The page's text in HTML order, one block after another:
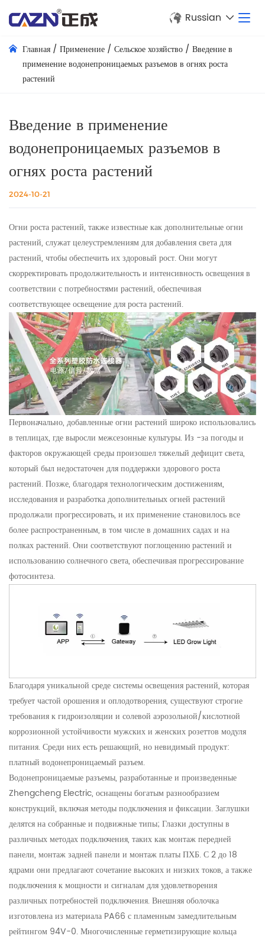
Russian
Главная / Применение / Сельское хозяйство / Введение в
применение водонепроницаемых разъемов в огнях роста
растений
Введение в применение
водонепроницаемых разъемов в
огнях роста растений
2024-10-21
Огни роста растений, также известные как дополнительные огни
растений, служат целеустремлениям для добавления света для
растений, чтобы обеспечить их здоровый рост. Они могут
скорректировать продолжительность и интенсивность освещения в
соответствии с потребностями растений, обеспечивая
соответствующее освещение для роста растений.
Первоначально, добавленные огни растений широко использовались
в теплицах, где выросли межсезонные культуры. Из -за погоды и
факторов окружающей среды произошел тяжелый дефицит света,
который был недостаточен для поддержки здорового роста
растений. Позже, благодаря технологическим достижениям,
исследования и разработка дополнительных огней растений
продолжали прогрессировать, и их применение становилось все
более распространенным, в том числе в домашних садах и на
полках растений. Они соответствуют поглощению растений и
использованию солнечного света, обеспечивая прогрессирование
фотосинтеза.
Благодаря уникальной среде системы освещения растений, которая
требует частой орошения и оплодотворения, существуют строгие
требования к гидроизоляции и солевой аэрозольной/кислотной
коррозионной устойчивости мужских и женских розеттов модуля
питания. Среди них есть решающий, но невидимый продукт:
платный водонепроницаемый разъем.
Водонепроницаемые разъемы, разработанные и произведенные
Zhengcheng Electric, оснащены богатым разнообразием
конструкций, включая методы подключения и фиксации. Заглушки
делятся на собранные и подвижные типы; Глазки доступны в
различных методах подключения, таких как монтаж передней
панели, монтаж задней панели и монтаж платы ПХБ. С 2 до 18
ядрами они предлагают сочетание высоких и низких токов, а также
подключения к мощности и сигналам для удовлетворения
различных потребностей подключения. Внешняя оболочка
изготовлена ​​из материала PA66 с пламенным замедлительным
рейтингом 94V-0. Многочисленные герметизирующие кольца